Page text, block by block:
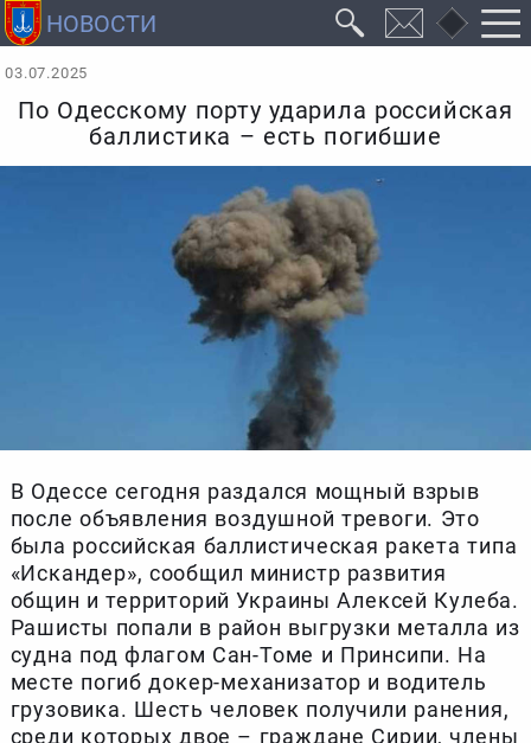
03.07.2025
По Одесскому порту ударила российская
баллистика – есть погибшие
В Одессе сегодня раздался мощный взрыв
после объявления воздушной тревоги. Это
была российская баллистическая ракета типа
«Искандер», сообщил министр развития
общин и территорий Украины Алексей Кулеба.
Рашисты попали в район выгрузки металла из
судна под флагом Сан-Томе и Принсипи. На
месте погиб докер-механизатор и водитель
грузовика. Шесть человек получили ранения,
среди которых двое – граждане Сирии, члены